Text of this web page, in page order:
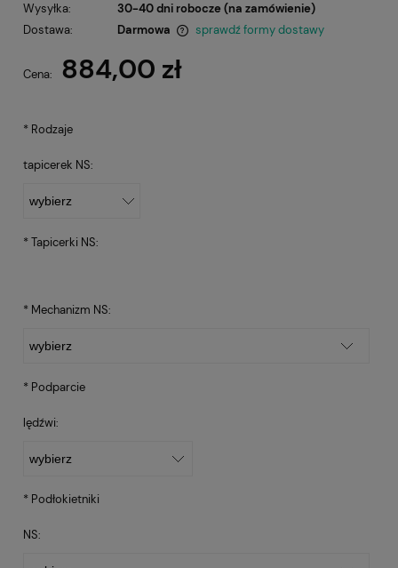
Wysyłka:
30-40 dni robocze (na zamówienie)
Dostawa:
Darmowa
sprawdź formy dostawy
Cena: 884,00 zł
* Rodzaje
tapicerek NS:
*Tapicerki NS:
* Mechanizm NS:
* Podparcie
lędźwi:
* Podłokietniki
NS: